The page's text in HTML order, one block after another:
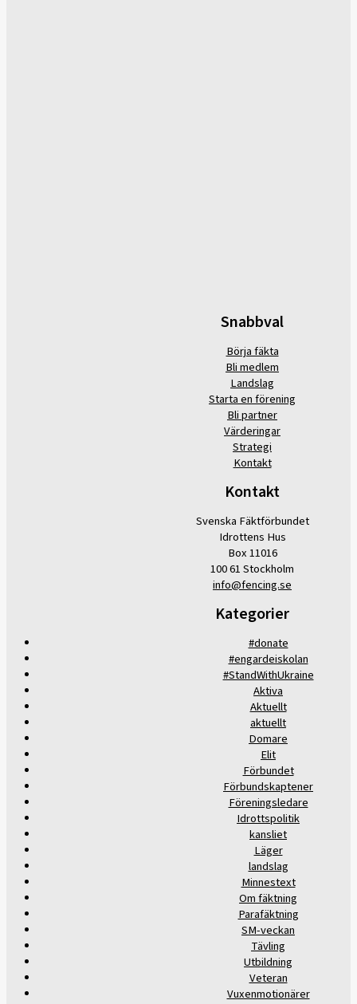
Snabbval
Börja fäkta
Bli medlem
Landslag
Starta en förening
Bli partner
Värderingar
Strategi
Kontakt
Kontakt
Svenska Fäktförbundet
Idrottens Hus
Box 11016
100 61 Stockholm
info@fencing.se
Kategorier
#donate
#engardeiskolan
#StandWithUkraine
Aktiva
Aktuellt
aktuellt
Domare
Elit
Förbundet
Förbundskaptener
Föreningsledare
Idrottspolitik
kansliet
Läger
landslag
Minnestext
Om fäktning
Parafäktning
SM-veckan
Tävling
Utbildning
Veteran
Vuxenmotionärer